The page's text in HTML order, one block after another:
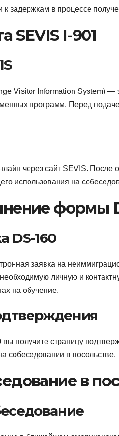
к задержкам в процессе
SEVIS I-901
Visitor Information System) —
программ. Перед
через сайт SEVIS.
использования на
формы
DS-160
заявка на
личную и
на обучение.
получите страницу
собеседовании в посольстве.
в